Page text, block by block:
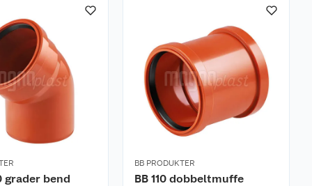
grader bend
BB PRODUKTER
BB 110 dobbeltmuffe